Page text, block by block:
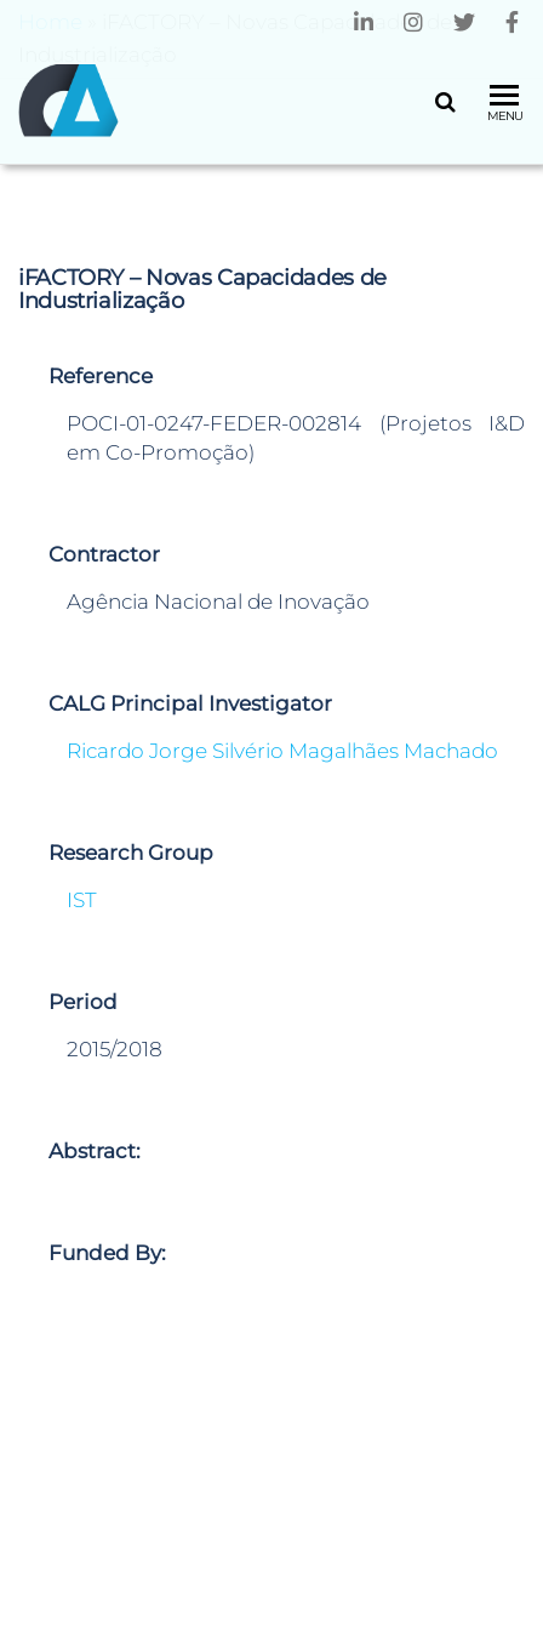
MENU
iFACTORY – Novas Capacidades de
iFACTORY – Novas Capacidades de
Industrialização
Reference
POCI-01-0247-FEDER-002814 (Projetos I&D
em Co-Promoção)
Contractor
Agência Nacional de Inovação
CALG Principal Investigator
Ricardo Jorge Silvério Magalhães Machado
Research Group
IST
Period
2015/2018
Abstract:
Funded By: